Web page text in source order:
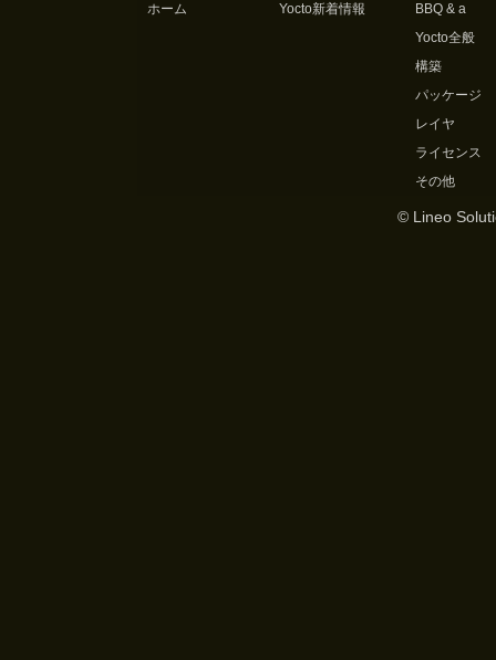
ホーム Yocto新着情報
BBQ & a
Yocto全般
構築
パッケージ
レイヤ
ライセンス
その他
© Lineo